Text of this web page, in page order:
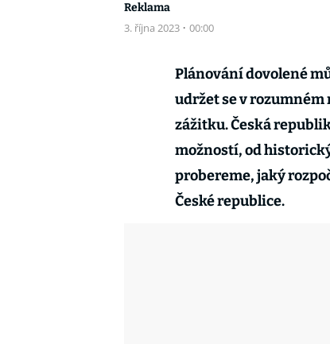
Reklama
3. října 2023 · 00:00
Plánování dovolené
udržet se v
zážitku. Česká
možností, od
probereme, jaký
České republice.